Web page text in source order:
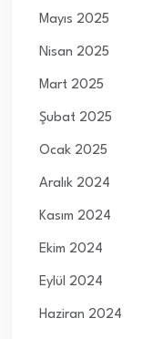
Mayıs 2025
Nisan 2025
Mart 2025
Şubat 2025
Ocak 2025
Aralık 2024
Kasım 2024
Ekim 2024
Eylül 2024
Haziran 2024